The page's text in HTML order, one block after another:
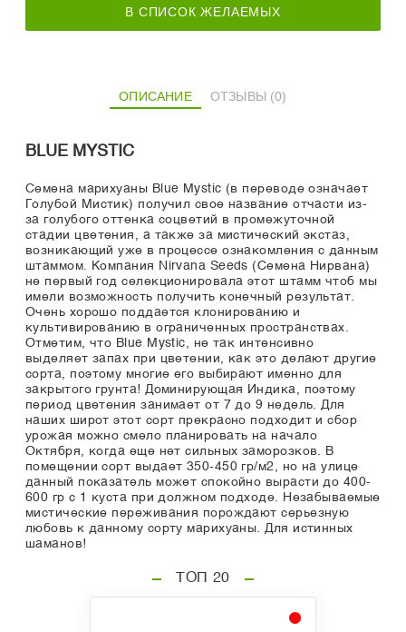
В СПИСОК ЖЕЛАЕМЫХ
ОПИСАНИЕ ОТЗЫВЫ (0)
BLUE MYSTIC
Семена марихуаны Blue Mystic (в переводе означает
Голубой Мистик) получил свое название отчасти из-
за голубого оттенка соцветий в промежуточной
стадии цветения, а также за мистический экстаз,
возникающий уже в процессе ознакомления с данным
штаммом. Компания Nirvana Seeds (Семена Нирвана)
не первый год селекционировала этот штамм чтоб мы
имели возможность получить конечный результат.
Очень хорошо поддается клонированию и
культивированию в ограниченных пространствах.
Отметим, что Blue Mystic, не так интенсивно
выделяет запах при цветении, как это делают другие
сорта, поэтому многие его выбирают именно для
закрытого грунта! Доминирующая Индика, поэтому
период цветения занимает от 7 до 9 недель. Для
наших широт этот сорт прекрасно подходит и сбор
урожая можно смело планировать на начало
Октября, когда еще нет сильных заморозков. В
помещении сорт выдает 350-450 гр/м2, но на улице
данный показатель может спокойно вырасти до 400-
600 гр с 1 куста при должном подходе. Незабываемые
мистические переживания порождают серьезную
любовь к данному сорту марихуаны. Для истинных
шаманов!
ТОП 20